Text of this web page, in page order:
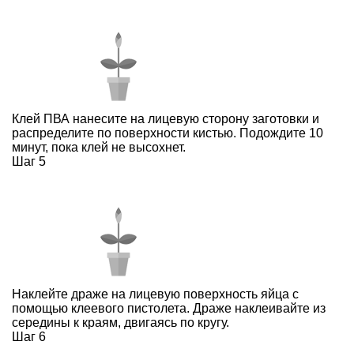
Клей ПВА нанесите на лицевую сторону заготовки и
распределите по поверхности кистью. Подождите 10
минут, пока клей не высохнет.
Шаг 5
Наклейте драже на лицевую поверхность яйца с
помощью клеевого пистолета. Драже наклеивайте из
середины к краям, двигаясь по кругу.
Шаг 6